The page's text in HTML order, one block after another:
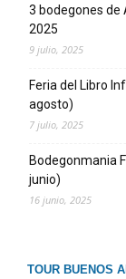
3 bodegones de
2025
9 julio, 2025
Feria del Libro
agosto)
7 julio, 2025
Bodegonmania
junio)
16 junio, 2025
TOUR BUENOS